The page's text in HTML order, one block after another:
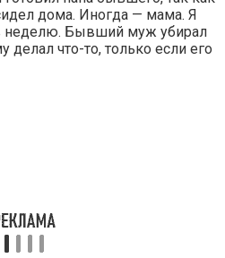
дома. Иногда — мама. Я
неделю. Бывший муж убирал
делал что-то, только если его